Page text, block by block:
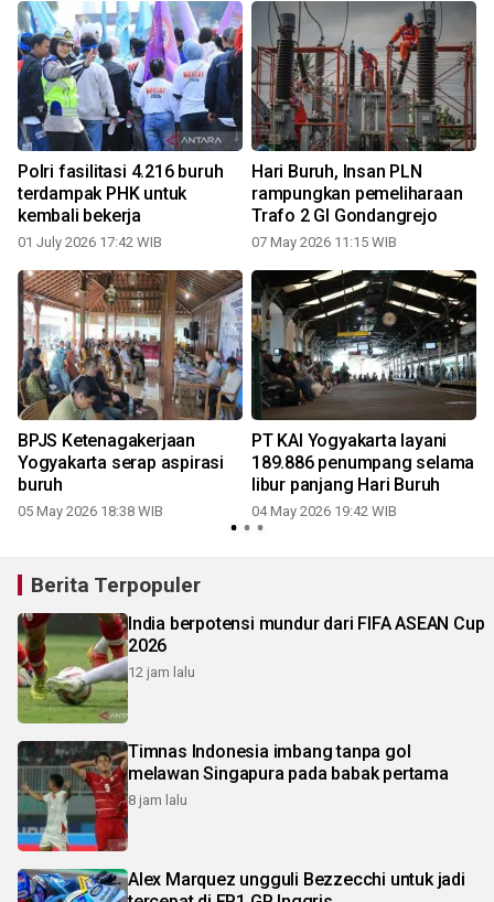
Polri fasilitasi 4.216 buruh
terdampak PHK untuk
kembali bekerja
01 July 2026 17:42 WIB
Hari Buruh, Insan PLN
rampungkan pemeliharaan
Trafo 2 GI Gondangrejo
07 May 2026 11:15 WIB
BPJS Ketenagakerjaan
Yogyakarta serap aspirasi
buruh
05 May 2026 18:38 WIB
PT KAI Yogyakarta layani
189.886 penumpang selama
libur panjang Hari Buruh
04 May 2026 19:42 WIB
Berita Terpopuler
India berpotensi mundur dari FIFA ASEAN Cup
2026
12 jam lalu
Timnas Indonesia imbang tanpa gol
melawan Singapura pada babak pertama
8 jam lalu
Alex Marquez ungguli Bezzecchi untuk jadi